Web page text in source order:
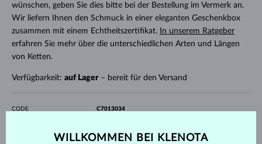
wünschen, geben Sie dies bitte bei der Bestellung im Vermerk an.
Wir liefern Ihnen den Schmuck in einer eleganten Geschenkbox
zusammen mit einem Echtheitszertifikat.
In unserem Ratgeber
erfahren Sie mehr über die unterschiedlichen Arten und Längen
von Ketten.
Verfügbarkeit: auf Lager– bereit für den Versand
CODE C7013034
ECHTHEIT14 kt 585/1000
WILLKOMMEN BEI KLENOTA